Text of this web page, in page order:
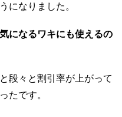
になりました。
になるワキにも使えるの
段々と割引率が上がって
たです。